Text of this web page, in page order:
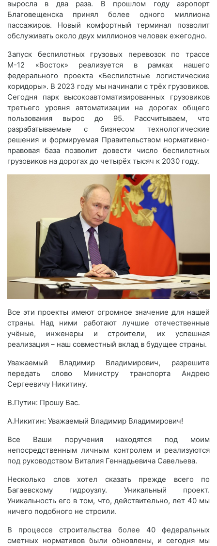
выросла в два раза. В прошлом году аэропорт
Благовещенска принял более одного миллиона
пассажиров. Новый комфортный терминал позволит
обслуживать около двух миллионов человек ежегодно.
Запуск беспилотных грузовых перевозок по трассе
М-12 «Восток» реализуется в рамках нашего
федерального проекта «Беспилотные логистические
коридоры». В 2023 году мы начинали с трёх грузовиков.
Сегодня парк высокоавтоматизированных грузовиков
третьего уровня автоматизации на дорогах общего
пользования вырос до 95. Рассчитываем, что
разрабатываемые с бизнесом технологические
решения и формируемая Правительством нормативно-
правовая база позволит довести число беспилотных
грузовиков на дорогах до четырёх тысяч к 2030 году.
Все эти проекты имеют огромное значение для нашей
страны. Над ними работают лучшие отечественные
учёные, инженеры и строители, их успешная
реализация – наш совместный вклад в будущее страны.
Уважаемый Владимир Владимирович, разрешите
передать слово Министру транспорта Андрею
Сергеевичу Никитину.
В.Путин: Прошу Вас.
А.Никитин: Уважаемый Владимир Владимирович!
Все Ваши поручения находятся под моим
непосредственным личным контролем и реализуются
под руководством Виталия Геннадьевича Савельева.
Несколько слов хотел сказать прежде всего по
Багаевскому гидроузлу. Уникальный проект.
Уникальность его в том, что, действительно, лет 40 мы
ничего подобного не строили.
В процессе строительства более 40 федеральных
сметных нормативов были обновлены, и сегодня мы